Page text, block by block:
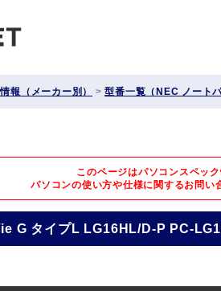
報（メーカー別） >型番一覧（NEC ノートパ
このページはパソコンスペッ
パソコンの使い方や仕様に関するお問い
G タイプL LG16HL/D-P PC-